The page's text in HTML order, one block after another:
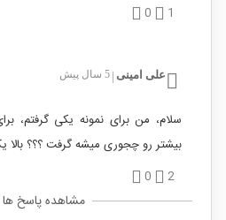
1
0
علی امینی 5 سال پیش
سلام، من برای نمونه یکی گرفتم،
بیشتر رو چجوری میشه گرفت ؟؟؟ بالا
2
0
مشاهده پاسخ ها